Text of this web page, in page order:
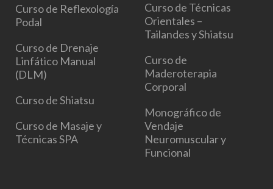
Curso de Reflexología
Podal
Curso de Drenaje
Linfático Manual
(DLM)
Curso de Shiatsu
Curso de Masaje y
Técnicas SPA
Curso de Técnicas
Orientales –
Tailandes y Shiatsu
Curso de
Maderoterapia
Corporal
Monográfico de
Vendaje
Neuromuscular y
Funcional